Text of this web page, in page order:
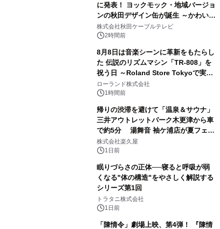
に発表！ ヨックモック・地域バージョ
ンの秋田デザイン缶が誕生 ～かわいい
秋田犬の子犬と秋田の四季と名所を巡
るパッケージ～ 9月1日(火)秋田県内で
株式会社秋田ケーブルテレビ
2時間前
8月8日は音楽シーンに革新をもたらし
た 伝説のリズムマシン「TR-808」を
祝う日 ～Roland Store Tokyoで実機
を展示しての 記念キャンペーンを開
催 英国ラジオ「NTS」の 特別プログ
アーティストを フィーチャーしたアニ
メーションを公開～
ローランド株式会社
1時間前
帰りの渋滞を避けて「温泉＆サウナ」
三井アウトレットパーク木更津から車
で約5分 湯舞音 袖ケ浦店が夏フェア
メニューを提供
株式会社楽久屋
1日前
眠りづらさの正体──寝ると呼吸が弱
くなる"体の構造"をやさしく解説する
シリーズ第1回
トラタニ株式会社
1日前
「陳情令」劇場上映、第4弾！ 『陳情